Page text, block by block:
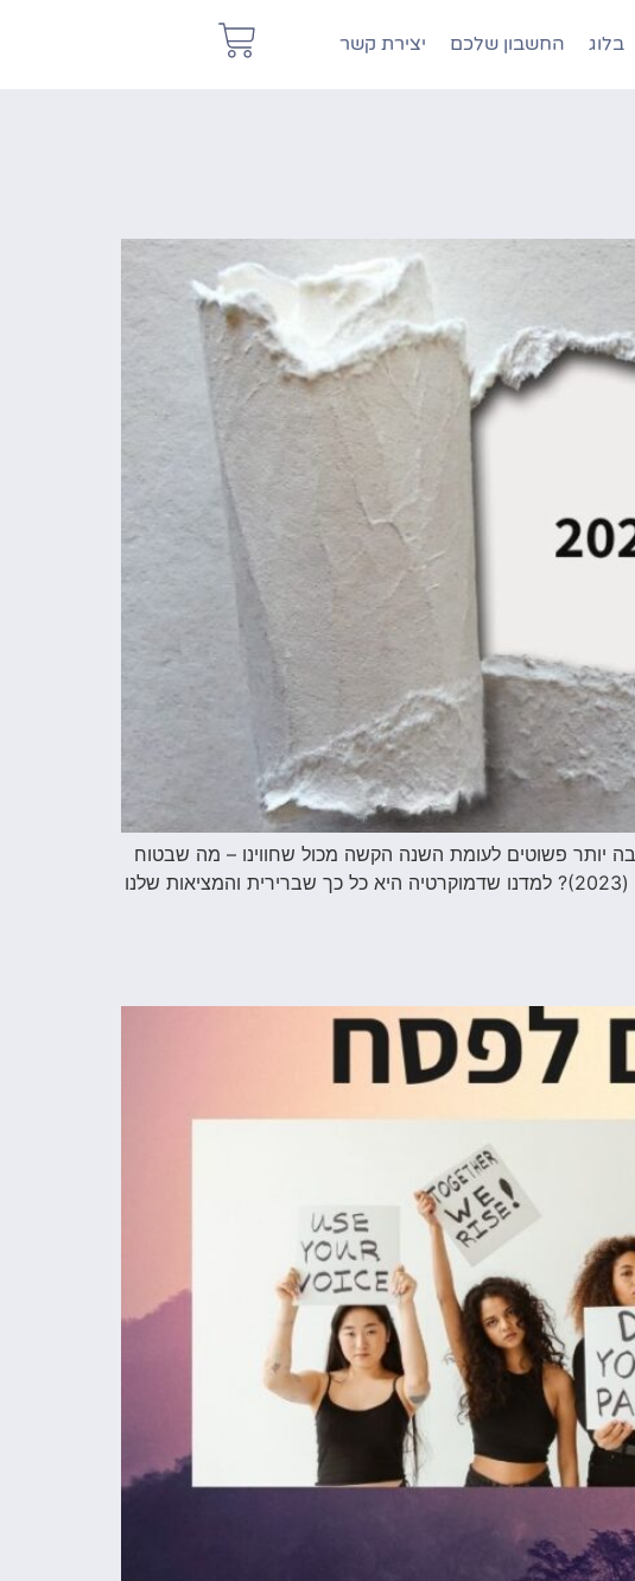
בלוג החשבון שלכם יצירת קשר
פשוטים לעומת השנה הקשה מכול שחווינו – מה שבטוח
שהפוסט הזה מעורר מחשבות “ראש השנה בפתח. איך לסכם שנה כל כך מטלטלת. אחת המורכבות שחווינו (2023)? למדנו שדמוקרטיה היא כל כך שברירית והמציאות שלנו